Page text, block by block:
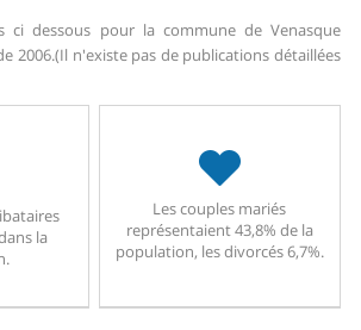
ci dessous pour la commune de Venasque
2006.(Il n'existe pas de publications détaillées
la
Les couples mariés
représentaient 43,8% de la
population, les divorcés 6,7%.